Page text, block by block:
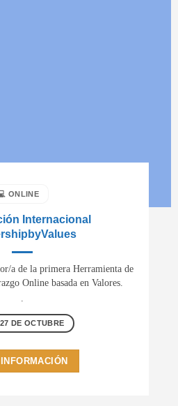
ONLINE
Internacional
a de la primera Herramienta de
Online basada en Valores.
DE OCTUBRE